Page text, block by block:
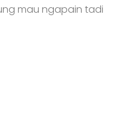
mau ngapain tadi